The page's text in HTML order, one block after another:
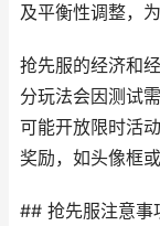
及平衡性调整，
抢先服的经济和
分玩法会因测试
可能开放限时活
奖励，如头像框
## 抢先服注意事